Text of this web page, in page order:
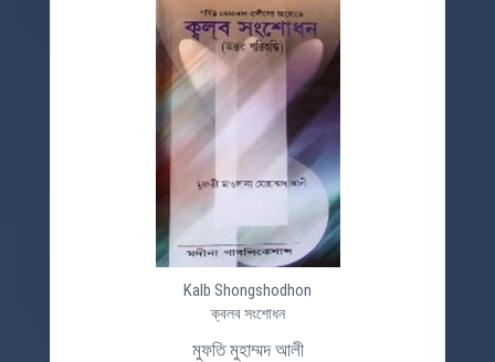
Kalb Shongshodhon
ক্বলব সংশোধন
মুফতি মুহাম্মদ আলী